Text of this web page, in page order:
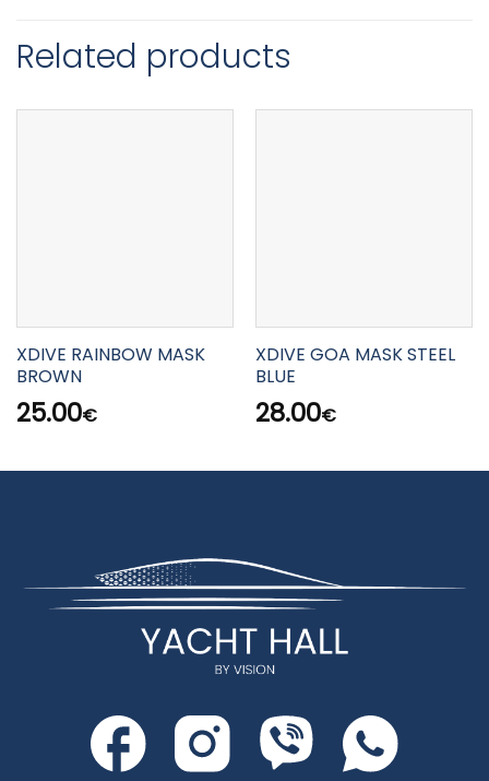
Related products
XDIVE RAINBOW MASK
BROWN
25.00€
XDIVE GOA MASK STEEL
BLUE
28.00€